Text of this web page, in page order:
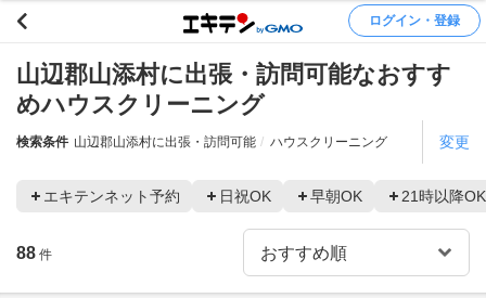
ログイン・登録
山辺郡山添村に出張・訪問可能なおすす
めハウスクリーニング
検索条件 山辺郡山添村に出張・訪問可能 ハウスクリーニング 変更
エキテンネット予約 日祝OK 早朝OK 21時以降OK
88 件